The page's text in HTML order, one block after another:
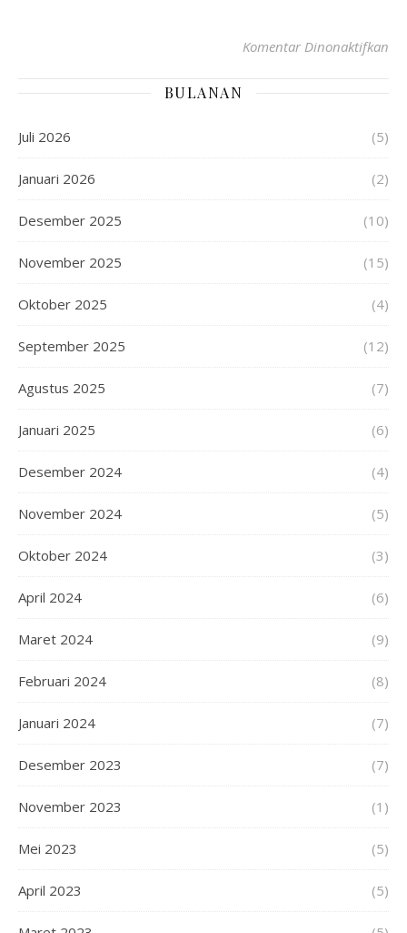
Komentar Dinonaktifkan
BULANAN
Juli 2026 (5)
Januari 2026 (2)
Desember 2025 (10)
November 2025 (15)
Oktober 2025 (4)
September 2025 (12)
Agustus 2025 (7)
Januari 2025 (6)
Desember 2024 (4)
November 2024 (5)
Oktober 2024 (3)
April 2024 (6)
Maret 2024 (9)
Februari 2024 (8)
Januari 2024 (7)
Desember 2023 (7)
November 2023 (1)
Mei 2023 (5)
April 2023 (5)